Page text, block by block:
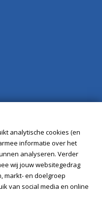
analytische cookies (en
informatie over het
analyseren. Verder
wij jouw websitegedrag
markt- en doelgroep
van social media en online